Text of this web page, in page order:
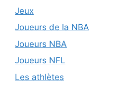
Jeux
Joueurs de la NBA
Joueurs NBA
Joueurs NFL
Les athlètes